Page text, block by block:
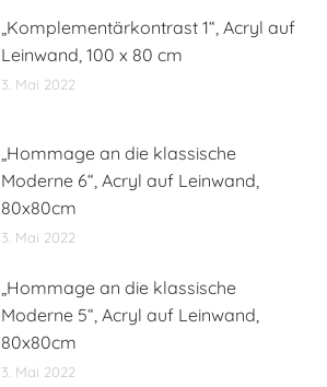
„Komplementärkontrast 1“, Acryl auf
Leinwand, 100 x 80 cm
3. Mai 2022
„Hommage an die klassische
Moderne 6“, Acryl auf Leinwand,
80x80cm
3. Mai 2022
„Hommage an die klassische
Moderne 5“, Acryl auf Leinwand,
80x80cm
3. Mai 2022